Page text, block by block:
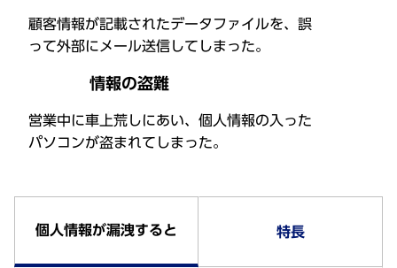
顧客情報が記載されたデータファイルを、誤
って外部にメール送信してしまった。
情報の盗難
営業中に車上荒しにあい、個人情報の入った
パソコンが盗まれてしまった。
個人情報が漏洩すると 特長